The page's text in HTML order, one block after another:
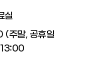
실
주말, 공휴일